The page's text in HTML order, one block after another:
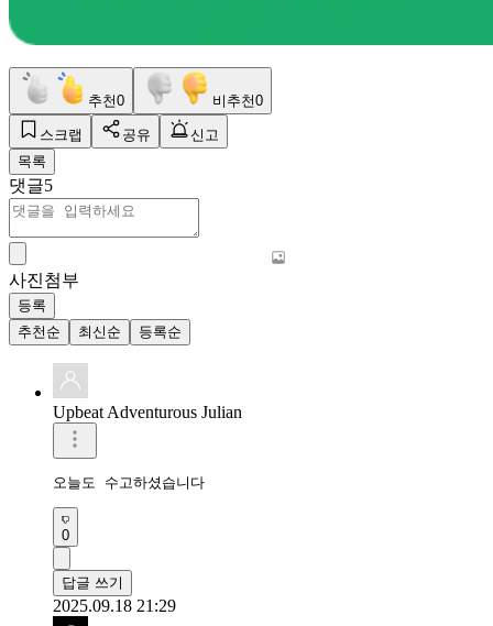
추천0 비추천0
스크랩 공유
신고
목록
댓글5
사진첨부
등록
추천순
최신순 등록순
Upbeat Adventurous Julian
오늘도 수고하셨습니다
0
답글 쓰기
2025.09.18 21:29